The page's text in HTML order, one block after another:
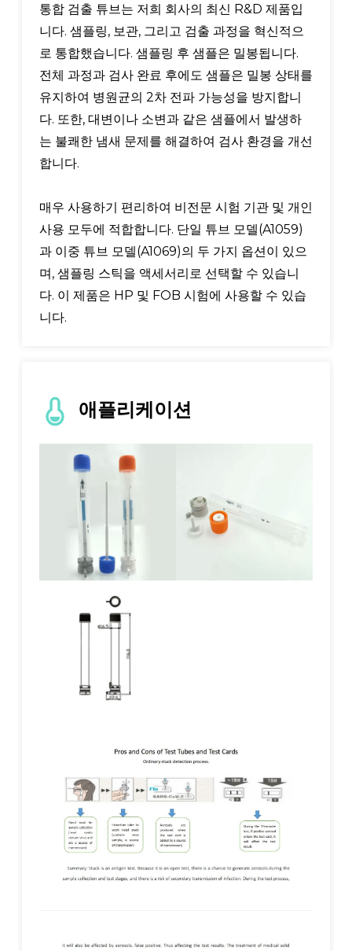
통합 검출 튜브는 저희 회사의 최신 R&D 제품입
니다. 샘플링, 보관, 그리고 검출 과정을 혁신적으
로 통합했습니다. 샘플링 후 샘플은 밀봉됩니다.
전체 과정과 검사 완료 후에도 샘플은 밀봉 상태를
유지하여 병원균의 2차 전파 가능성을 방지합니
다. 또한, 대변이나 소변과 같은 샘플에서 발생하
는 불쾌한 냄새 문제를 해결하여 검사 환경을 개선
합니다.
매우 사용하기 편리하여 비전문 시험 기관 및 개인
사용 모두에 적합합니다. 단일 튜브 모델(A1059)
과 이중 튜브 모델(A1069)의 두 가지 옵션이 있으
며, 샘플링 스틱을 액세서리로 선택할 수 있습니
다. 이 제품은 HP 및 FOB 시험에 사용할 수 있습
니다.
애플리케이션